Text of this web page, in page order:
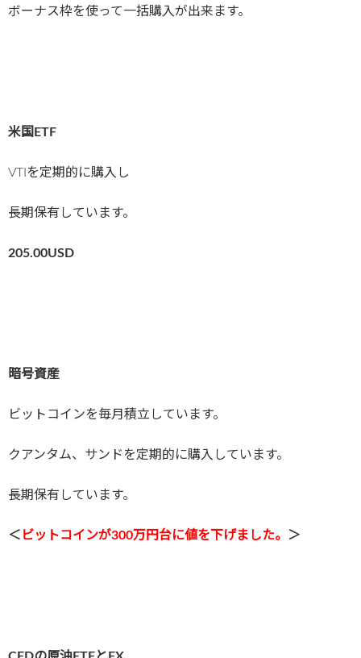
ボーナス枠を使って一括購入が出来ます。
米国ETF
VTIを定期的に購入し
長期保有しています。
205.00USD
暗号資産
ビットコインを毎月積立しています。
クアンタム、サンドを定期的に購入しています。
長期保有しています。
＜ ビットコインが300万円台に値を下げました。 ＞